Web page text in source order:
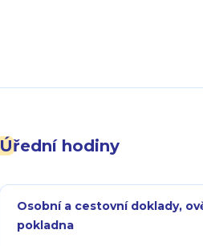
Úřední hodiny
Osobní a cestovní doklady,
pokladna